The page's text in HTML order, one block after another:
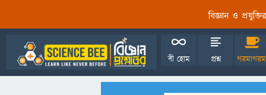
বিজ্ঞান ও
বী হোম প্রশ্ন